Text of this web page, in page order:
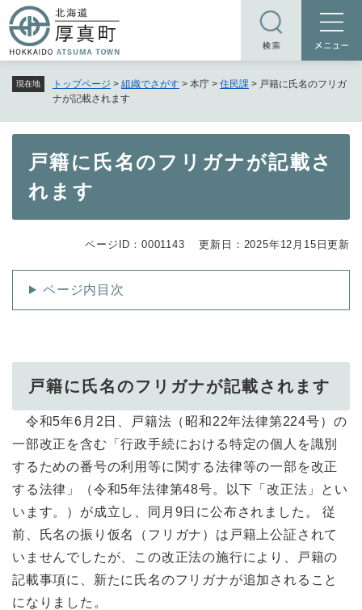
ー
ジ
で
現在地 トップページ > 組織でさがす > 本庁 > 住民課 > 戸籍に氏名のフリガ
ナが記載されます
戸籍に氏名のフリガナが記載さ
れます
ページID：0001143 更新日：2025年12月15日更新
ページ内目次
戸籍に氏名のフリガナが記載されます
令和5年6月2日、戸籍法（昭和22年法律第224号）の
一部改正を含む「行政手続における特定の個人を識別
するための番号の利用等に関する法律等の一部を改正
する法律」（令和5年法律第48号。以下「改正法」とい
います。）が成立し、同月9日に公布されました。 従
前、氏名の振り仮名（フリガナ）は戸籍上公証されて
いませんでしたが、この改正法の施行により、戸籍の
記載事項に、新たに氏名のフリガナが追加されること
になりました。